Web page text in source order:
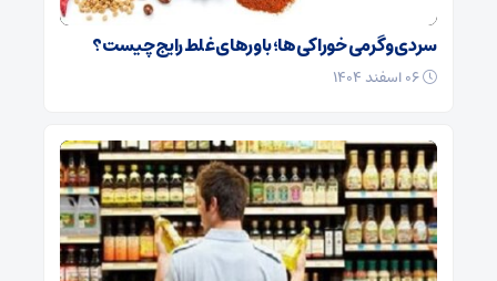
سردی و گرمی خوراکی‌ها؛ باورهای غلط رایج چیست؟